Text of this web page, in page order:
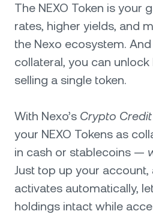
The NEXO Token is your
rates, higher yields, and
the Nexo ecosystem.
collateral, you can
selling a single token.
With Nexo’s Crypto
your NEXO Tokens as
in cash or stablecoins —
Just top up your
activates automatically,
holdings intact while